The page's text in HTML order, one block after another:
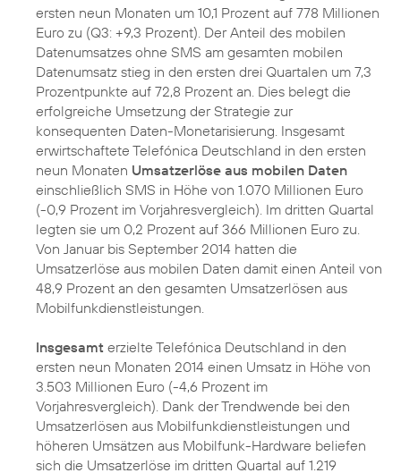
ersten neun Monaten um 10,1 Prozent auf 778 Millionen
Euro zu (Q3: +9,3 Prozent). Der Anteil des mobilen
Datenumsatzes ohne SMS am gesamten mobilen
Datenumsatz stieg in den ersten drei Quartalen um 7,3
Prozentpunkte auf 72,8 Prozent an. Dies belegt die
erfolgreiche Umsetzung der Strategie zur
konsequenten Daten-Monetarisierung. Insgesamt
erwirtschaftete Telefónica Deutschland in den ersten
neun Monaten Umsatzerlöse aus mobilen Daten
einschließlich SMS in Höhe von 1.070 Millionen Euro
(-0,9 Prozent im Vorjahresvergleich). Im dritten Quartal
legten sie um 0,2 Prozent auf 366 Millionen Euro zu.
Von Januar bis September 2014 hatten die
Umsatzerlöse aus mobilen Daten damit einen Anteil von
48,9 Prozent an den gesamten Umsatzerlösen aus
Mobilfunkdienstleistungen.
Insgesamt erzielte Telefónica Deutschland in den
ersten neun Monaten 2014 einen Umsatz in Höhe von
3.503 Millionen Euro (-4,6 Prozent im
Vorjahresvergleich). Dank der Trendwende bei den
Umsatzerlösen aus Mobilfunkdienstleistungen und
höheren Umsätzen aus Mobilfunk-Hardware beliefen
sich die Umsatzerlöse im dritten Quartal auf 1.219